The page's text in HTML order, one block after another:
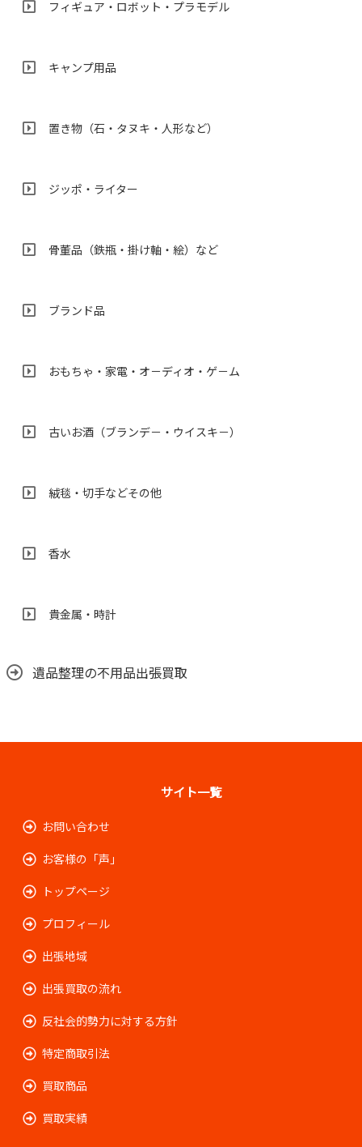
フィギュア・ロボット・プラモデル
キャンプ用品
置き物（石・タヌキ・人形など）
ジッポ・ライター
骨董品（鉄瓶・掛け軸・絵）など
ブランド品
おもちゃ・家電・オ－ディオ・ゲ－ム
古いお酒（ブランデ－・ウイスキ－）
絨毯・切手などその他
香水
貴金属・時計
遺品整理の不用品出張買取
サイト一覧
お問い合わせ
お客様の「声」
トップページ
プロフィール
出張地域
出張買取の流れ
反社会的勢力に対する方針
特定商取引法
買取商品
買取実績